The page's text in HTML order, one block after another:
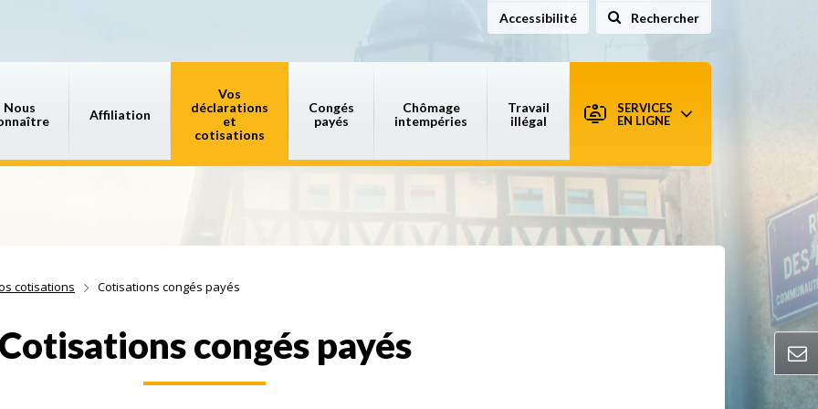
Accessibilité Rechercher
Nous
Affiliation
Vos
déclarations
et
cotisations
Congés
payés
Chômage
intempéries
Travail
illégal
SERVICES
EN LIGNE
cotisations Cotisations congés payés
Cotisations congés payés